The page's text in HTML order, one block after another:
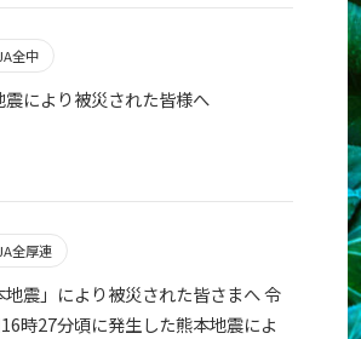
全中
により被災された皆様へ
全厚連
地震」により被災された皆さまへ 令
時27分頃に発生した熊本地震によ